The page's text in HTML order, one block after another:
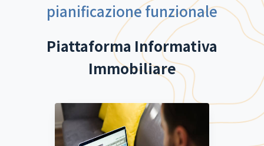
pianificazione funzionale
Piattaforma Informativa
Immobiliare